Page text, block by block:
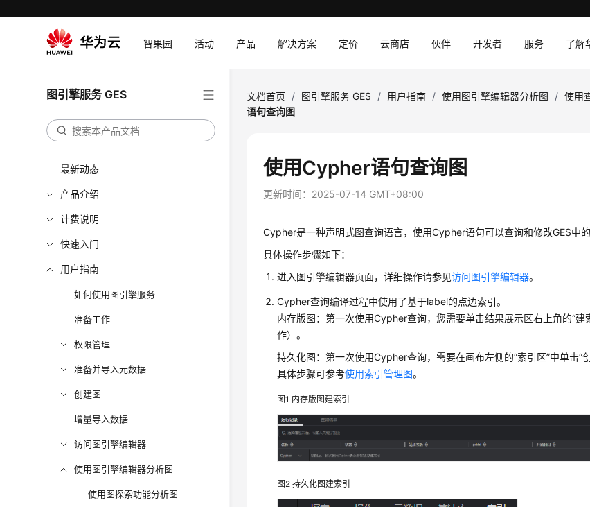
智果园 活动 产品 解决方案 定价 云商店 伙伴 开发者 服务 了解
图引擎服务 GES
最新动态
产品介绍
计费说明
快速入门
用户指南
如何使用图引擎服务
准备工作
权限管理
准备并导入元数据
创建图
增量导入数据
访问图引擎编辑器
使用图引擎编辑器分析图
使用图探索功能分析图
文档首页 / 图引擎服务 GES / 用户指南 / 使用图引擎编辑器分析图 / 使用
语句查询图
使用Cypher语句查询图
更新时间： 2025-07-14 GMT+08:00
Cypher是一种声明式图查询语言，使用Cypher语句可以查询和修改GES中的
具体操作步骤如下：
进入图引擎编辑器页面，详细操作请参见访问图引擎编辑器。
Cypher查询编译过程中使用了基于label的点边索引。
内存版图：第一次使用Cypher查询，您需要单击结果展示区右上角的“建
作）。
持久化图：第一次使用Cypher查询，需要在画布左侧的“索引区”中单击“
具体步骤可参考使用索引管理图。
图1 内存版图建索引
图2持久化图建索引